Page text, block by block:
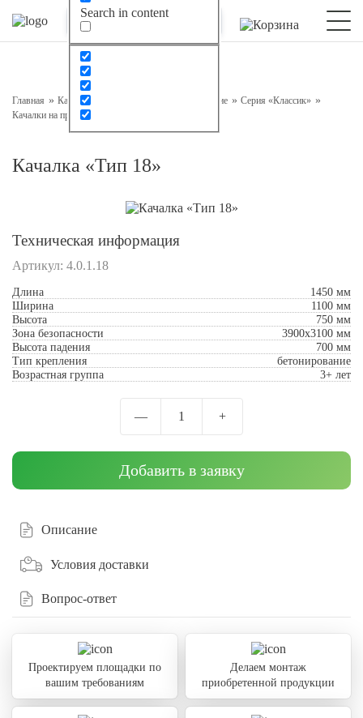
Search in content
Главная Каталог Детское игровое оборудование
Серия «Классик»
Качалки на пружине
Качалка «Тип 18»
Техническая информация
Артикул: 4.0.1.18
Длина
1450 мм
Ширина
1100 мм
Высота
750 мм
Зона безопасности
3900x3100 мм
Высота падения
700 мм
Тип крепления
бетонирование
Возрастная группа
3+ лет
— 1 +
Добавить в заявку
Описание
Условия доставки
Вопрос-ответ
Проектируем площадки по
вашим требованиям
Делаем монтаж
приобретенной продукции
Оставьте заявку на консультацию
Наш менеджер свяжется с вами в ближайшее время
Подтверждаю свое согласие с
персональных данных
Отправить